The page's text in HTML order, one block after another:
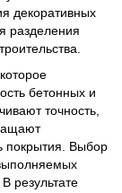
декоративных
разделения
бетонных и
точность,
покрытия. Выбор
результате